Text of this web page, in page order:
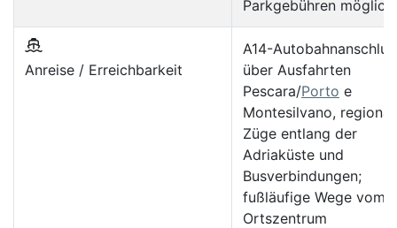
Parkgebühren möglich
Anreise / Erreichbarkeit
A14-
über Ausfahrten
Pescara/Porto e
Montesilvano,
Züge entlang der
Adriaküste und
Busverbindungen;
fußläufige Wege vom
Ortszentrum